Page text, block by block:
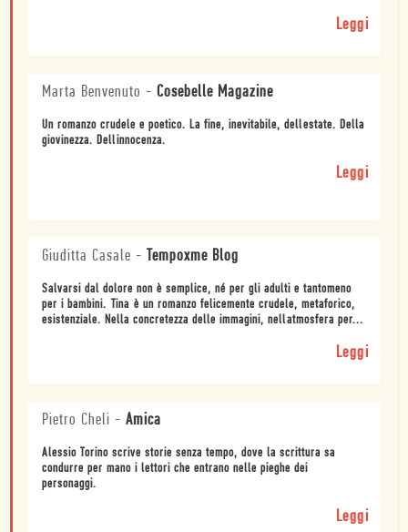
Leggi
Marta Benvenuto - Cosebelle Magazine
Un romanzo crudele e poetico. La fine, inevitabile, dellestate. Della
giovinezza. Dellinnocenza.
Leggi
Giuditta Casale - Tempoxme Blog
Salvarsi dal dolore non è semplice, né per gli adulti e tantomeno
per i bambini. Tina è un romanzo felicemente crudele, metaforico,
esistenziale. Nella concretezza delle immagini, nellatmosfera per...
Leggi
Pietro Cheli - Amica
Alessio Torino scrive storie senza tempo, dove la scrittura sa
condurre per mano i lettori che entrano nelle pieghe dei
personaggi.
Leggi